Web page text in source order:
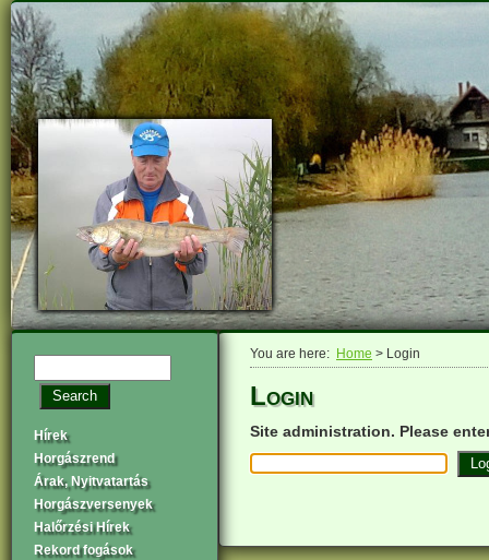
You are here: Home > Login
Login
Site administration. Please
Hírek
Horgászrend
Árak, Nyitvatartás
Horgászversenyek
Halőrzési Hírek
Rekord fogások